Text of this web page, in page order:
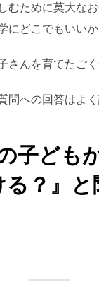
むために莫大な
どこでもいい
んを育てたごく
への回答はよく
子ども
る？』